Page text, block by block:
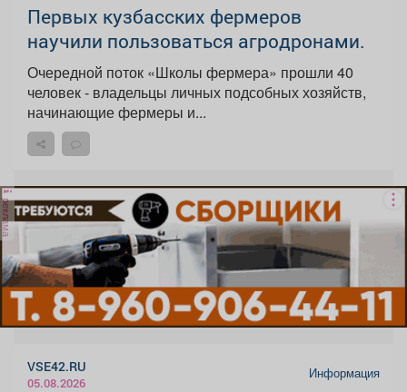
Первых кузбасских фермеров
научили пользоваться агродронами.
Очередной поток «Школы фермера» прошли 40
человек - владельцы личных подсобных хозяйств,
начинающие фермеры и...
реклама
VSE42.RU
05.08.2026
Информация